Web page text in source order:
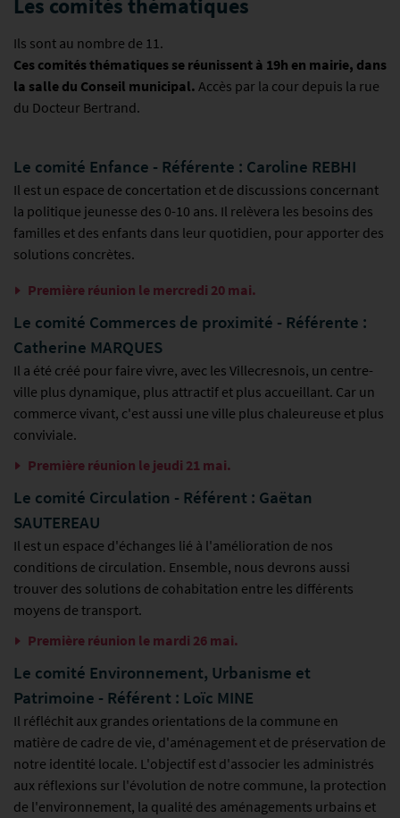
Ils sont au nombre de 11.
Ces comités thématiques se réunissent à 19h en mairie, dans
la salle du Conseil municipal. Accès par la cour depuis la rue
du Docteur Bertrand.
Le comité Enfance - Référente : Caroline REBHI
Il est un espace de concertation et de discussions concernant
la politique jeunesse des 0-10 ans. Il relèvera les besoins des
familles et des enfants dans leur quotidien, pour apporter des
solutions concrètes.
Première réunion le mercredi 20 mai.
Le comité Commerces de proximité - Référente :
Catherine MARQUES
Il a été créé pour faire vivre, avec les Villecresnois, un centre-
ville plus dynamique, plus attractif et plus accueillant. Car un
commerce vivant, c'est aussi une ville plus chaleureuse et plus
conviviale.
Première réunion le jeudi 21 mai.
Le comité Circulation - Référent : Gaëtan
SAUTEREAU
Il est un espace d'échanges lié à l'amélioration de nos
conditions de circulation. Ensemble, nous devrons aussi
trouver des solutions de cohabitation entre les différents
moyens de transport.
Première réunion le mardi 26 mai.
Le comité Environnement, Urbanisme et
Patrimoine - Référent : Loïc MINE
Il réfléchit aux grandes orientations de la commune en
matière de cadre de vie, d'aménagement et de préservation de
notre identité locale. L'objectif est d'associer les administrés
aux réflexions sur l'évolution de notre commune, la protection
de l'environnement, la qualité des aménagements urbains et